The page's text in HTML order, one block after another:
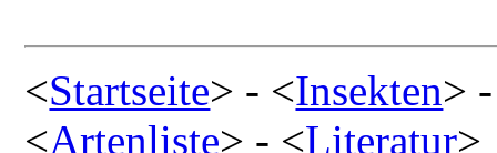
<Startseite> - <Insekten>
<Artenliste> - <Literatur>